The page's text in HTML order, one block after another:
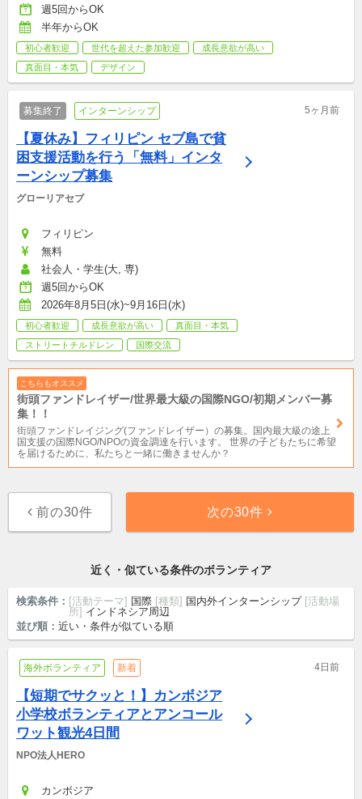
週5回からOK
半年からOK
初心者歓迎 世代を超えた参加歓迎
成長意欲が高い
真面目・本気
デザイン
募集終了 インターンシップ 5ヶ月前
【夏休み】フィリピン セブ島で貧
困支援活動を行う「無料」インタ
ーンシップ募集
グローリアセブ
フィリピン
無料
社会人・学生(大, 専)
週5回からOK
2026年8月5日(水)~9月16日(水)
初心者歓迎 成長意欲が高い
真面目・本気
ストリートチルドレン
国際交流
こちらもオススメ
街頭ファンドレイザー/世界最大級の国際NGO/初期メンバー募
集！！
街頭ファンドレイジング(ファンドレイザー）の募集。国内最大級の途上
国支援の国際NGO/NPOの資金調達を行います。 世界の子どもたちに希望
を届けるために、私たちと一緒に働きませんか？
前の30件 次の30件
近く・似ている条件のボランティア
検索条件： [活動テーマ] 国際 [種類] 国内外インターンシップ [活動場
所] インドネシア周辺
並び順： 近い・条件が似ている順
海外ボランティア 新着 4日前
【短期でサクッと！】カンボジア
小学校ボランティアとアンコール
ワット観光4日間
NPO法人HERO
カンボジア